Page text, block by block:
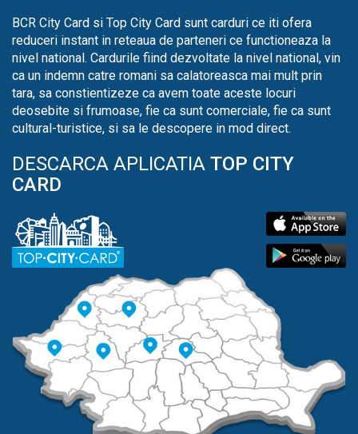
BCR City Card si Top City Card sunt carduri ce iti ofera
reduceri instant in reteaua de parteneri ce functioneaza la
nivel national. Cardurile fiind dezvoltate la nivel national, vin
ca un indemn catre romani sa calatoreasca mai mult prin
tara, sa constientizeze ca avem toate aceste locuri
deosebite si frumoase, fie ca sunt comerciale, fie ca sunt
cultural-turistice, si sa le descopere in mod direct.
DESCARCA APLICATIA TOP CITY
CARD